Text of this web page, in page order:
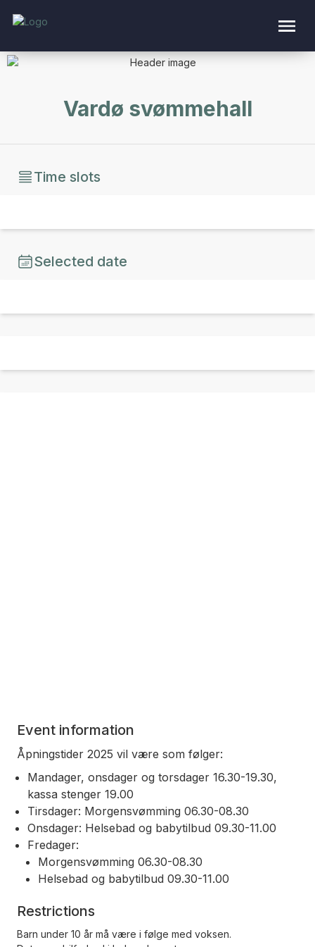
Vardø svømmehall
Time slots
Selected date
Event information
Åpningstider 2025 vil være som følger:
Mandager, onsdager og torsdager 16.30-19.30,
kassa stenger 19.00
Tirsdager: Morgensvømming 06.30-08.30
Onsdager: Helsebad og babytilbud 09.30-11.00
Fredager:
Morgensvømming 06.30-08.30
Helsebad og babytilbud 09.30-11.00
Restrictions
Barn under 10 år må være i følge med voksen.